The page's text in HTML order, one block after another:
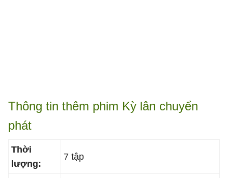
Thông tin thêm phim Kỳ lân chuyển
phát
Thời
lượng:
7 tập